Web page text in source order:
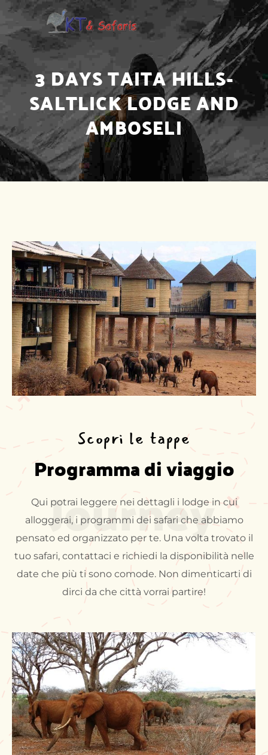
3 DAYS TAITA HILLS-
SALTLICK LODGE AND
AMBOSELI
Scopri le tappe
Programma di viaggio
Journey
Qui potrai leggere nei dettagli i lodge in cui
alloggerai, i programmi dei safari che abbiamo
pensato ed organizzato per te. Una volta trovato il
tuo safari, contattaci e richiedi la disponibilità nelle
date che più ti sono comode. Non dimenticarti di
dirci da che città vorrai partire!